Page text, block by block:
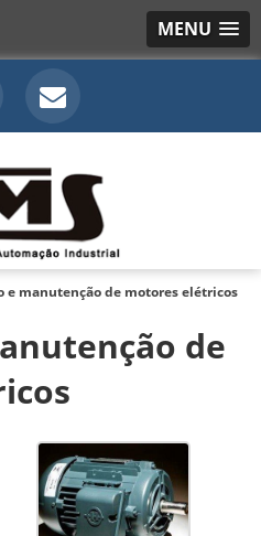
MENU
e manutenção de motores elétricos
de